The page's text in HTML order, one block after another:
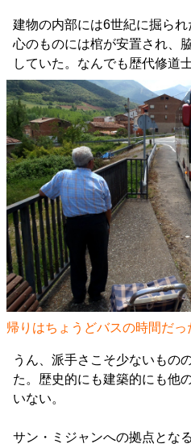
建物の内部には6世紀に掘ら
心のものには棺が安置され、
していた。なんでも歴代修道
帰りはちょうどバスの時間だ
うん、派手さこそ少ないもの
た。歴史的にも建築的にも他
いない。
サン・ミジャンへの拠点とな